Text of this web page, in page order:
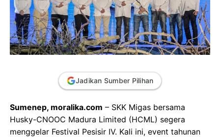
Jadikan Sumber Pilihan
Sumenep, moralika.com – SKK Migas bersama
Husky-CNOOC Madura Limited (HCML) segera
menggelar Festival Pesisir IV. Kali ini, event tahunan